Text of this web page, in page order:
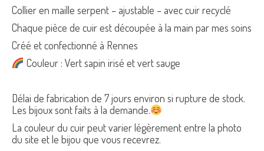
Collier en maille serpent – ajustable – avec cuir recyclé
Chaque pièce de cuir est découpée à la main par mes soins
Créé et confectionné à Rennes
Couleur : Vert sapin irisé et vert sauge
Délai de fabrication de 7 jours environ si rupture de stock.
Les bijoux sont faits à la demande.
La couleur du cuir peut varier légèrement entre la photo
du site et le bijou que vous recevrez.